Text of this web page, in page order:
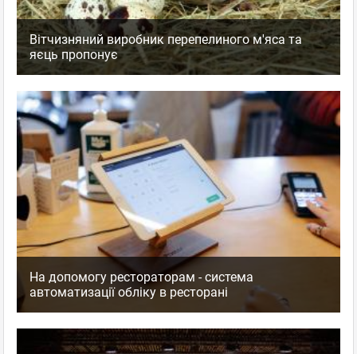
Вітчизняний виробник перепелиного м'яса та
яєць пропонує
На допомогу рестораторам - система
автоматизації обліку в ресторані